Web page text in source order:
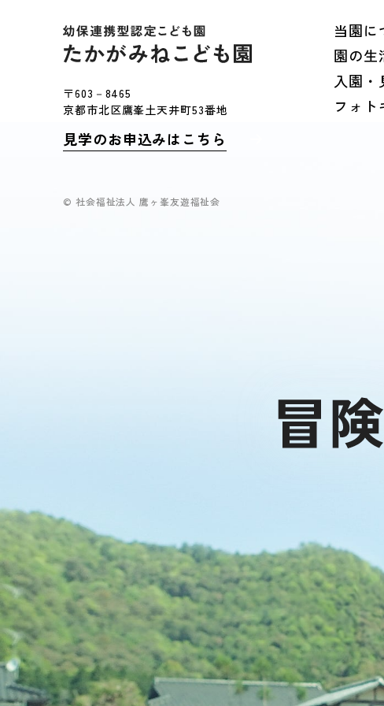
〒603－8465
京都市北区鷹峯土天井町53番地
見学のお申込みはこちら
当園に
園の生
入園・
フォト
© 社会福祉法人 鷹ヶ峯友遊福祉会